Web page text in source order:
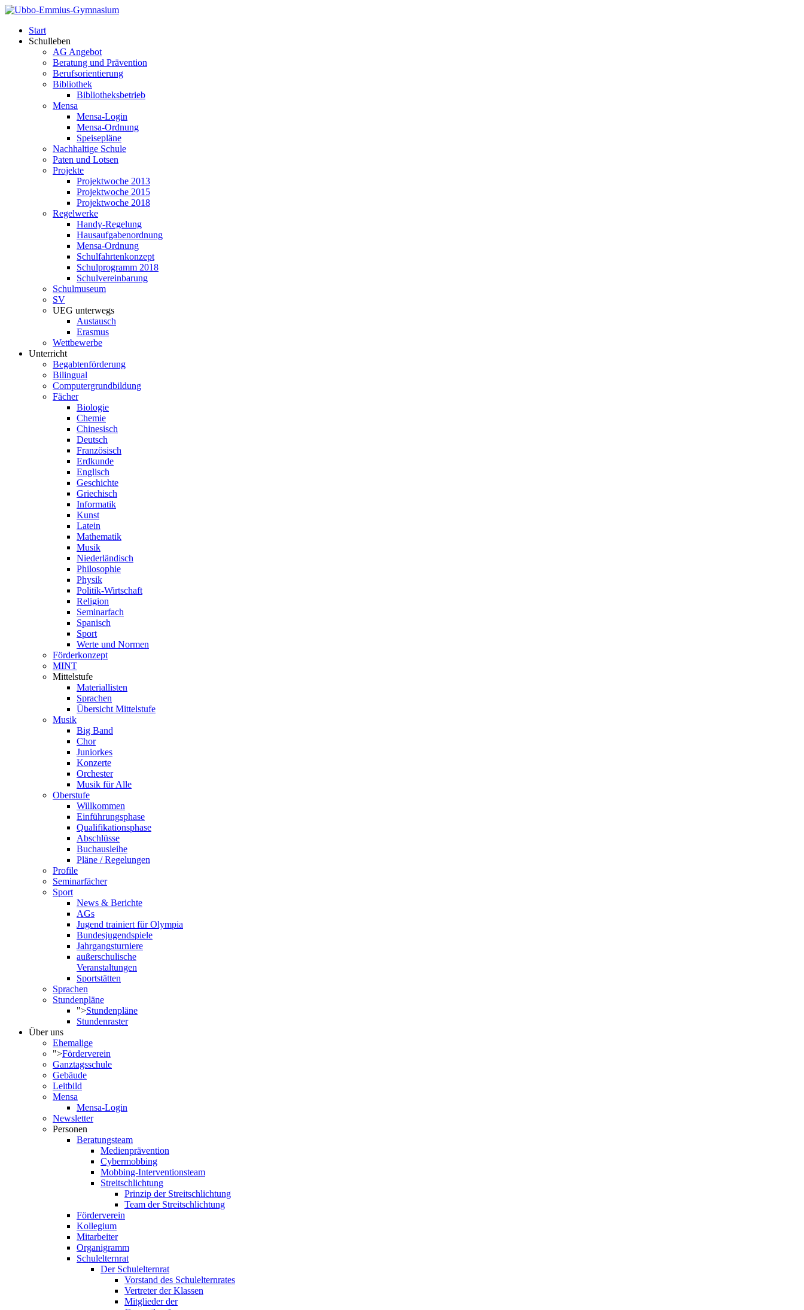
Start
Schulleben
AG Angebot
Beratung und Prävention
Berufsorientierung
Bibliothek
Bibliotheksbetrieb
Mensa
Mensa-Login
Mensa-Ordnung
Speisepläne
Nachhaltige Schule
Paten und Lotsen
Projekte
Projektwoche 2013
Projektwoche 2015
Projektwoche 2018
Regelwerke
Handy-Regelung
Hausaufgabenordnung
Mensa-Ordnung
Schulfahrtenkonzept
Schulprogramm 2018
Schulvereinbarung
Schulmuseum
SV
UEG unterwegs
Austausch
Erasmus
Wettbewerbe
Unterricht
Begabtenförderung
Bilingual
Computergrundbildung
Fächer
Biologie
Chemie
Chinesisch
Deutsch
Französisch
Erdkunde
Englisch
Geschichte
Griechisch
Informatik
Kunst
Latein
Mathematik
Musik
Niederländisch
Philosophie
Physik
Politik-Wirtschaft
Religion
Seminarfach
Spanisch
Sport
Werte und Normen
Förderkonzept
MINT
Mittelstufe
Materiallisten
Sprachen
Übersicht Mittelstufe
Musik
Big Band
Chor
Juniorkes
Konzerte
Orchester
Musik für Alle
Oberstufe
Willkommen
Einführungsphase
Qualifikationsphase
Abschlüsse
Buchausleihe
Pläne / Regelungen
Profile
Seminarfächer
Sport
News & Berichte
AGs
Jugend trainiert für Olympia
Bundesjugendspiele
Jahrgangsturniere
außerschulische
Veranstaltungen
Sportstätten
Sprachen
Stundenpläne
">Stundenpläne
Stundenraster
Über uns
Ehemalige
">Förderverein
Ganztagsschule
Gebäude
Leitbild
Mensa
Mensa-Login
Newsletter
Personen
Beratungsteam
Medienprävention
Cybermobbing
Mobbing-Interventionsteam
Streitschlichtung
Prinzip der Streitschlichtung
Team der Streitschlichtung
Förderverein
Kollegium
Mitarbeiter
Organigramm
Schulelternrat
Der Schulelternrat
Vorstand des Schulelternrates
Vertreter der Klassen
Mitglieder der